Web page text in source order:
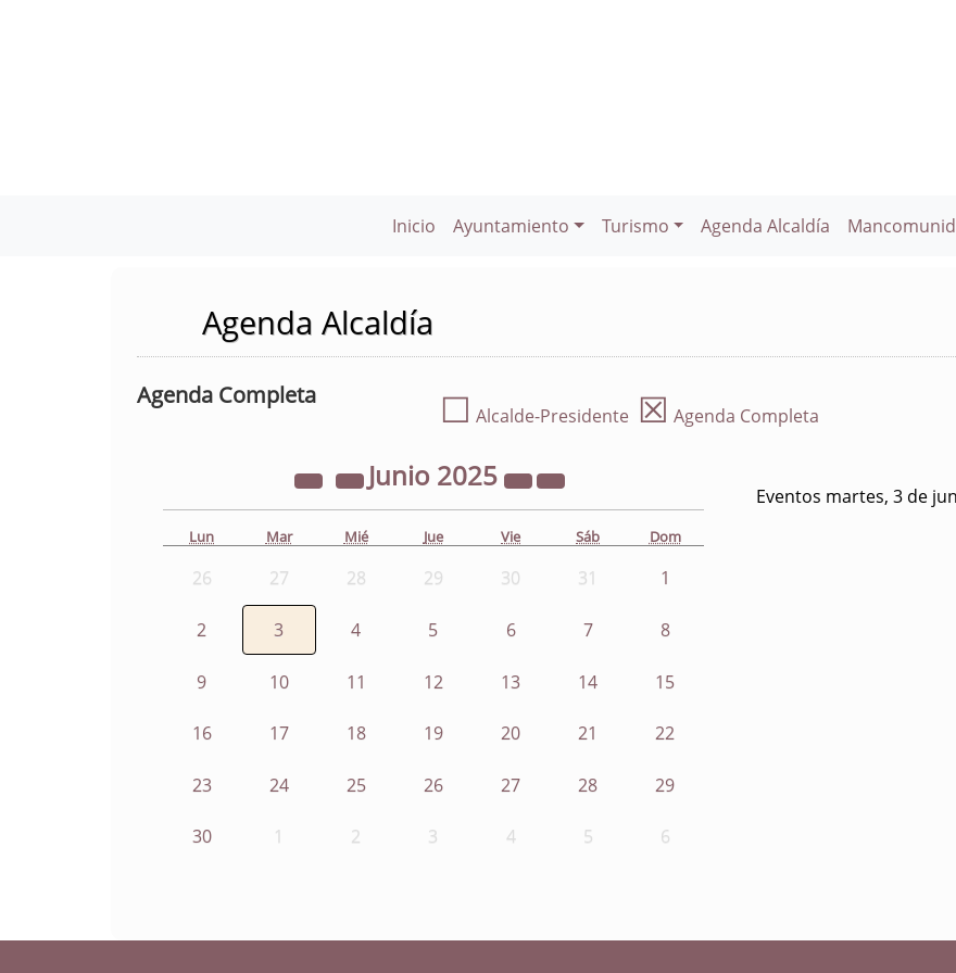
Inicio Ayuntamiento Turismo Agenda Alcaldía
Agenda Alcaldía
Agenda Completa ☐ Alcalde-Presidente ☒ Agenda Completa
Junio 2025
Lun Mar Mié Jue Vie Sáb Dom
26 27 28 29 30 31 1
2 3 4 5 6 7 8
9 10 11 12 13 14 15
16 17 18 19 20 21 22
23 24 25 26 27 28 29
30 1 2 3 4 5 6
Eventos martes, 3 de